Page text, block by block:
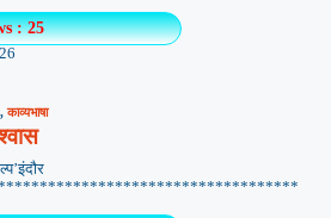
: 25
,काव्यभाषा